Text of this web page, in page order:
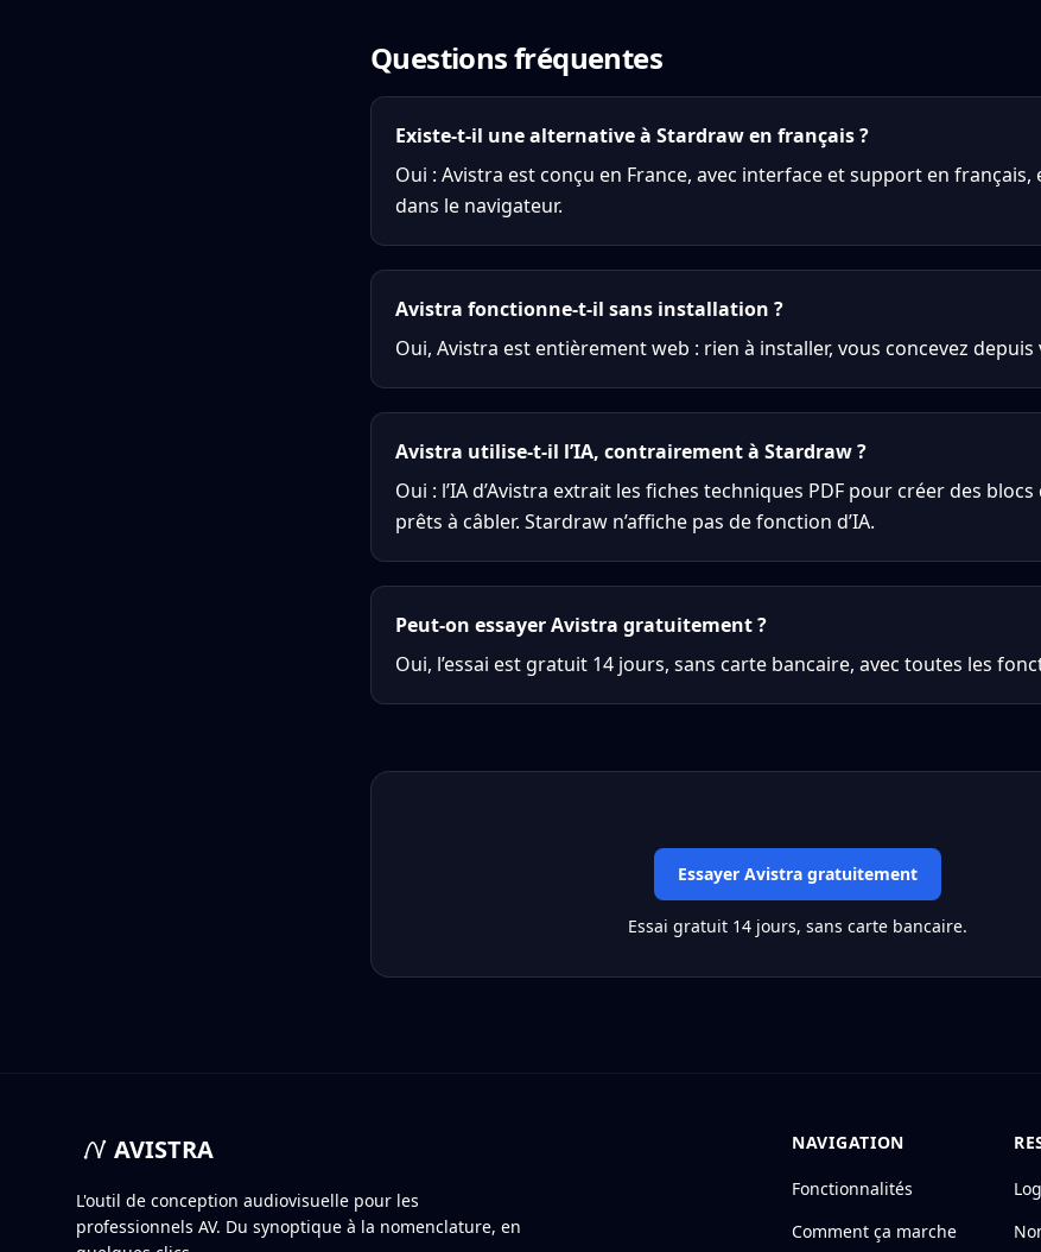
Questions fréquentes
Existe-t-il une alternative à Stardraw en français ?
Oui : Avistra est conçu en France, avec interface et support en
dans le navigateur.
Avistra fonctionne-t-il sans installation ?
Oui, Avistra est entièrement web : rien à installer, vous concevez
Avistra utilise-t-il l’IA, contrairement à Stardraw ?
Oui : l’IA d’Avistra extrait les fiches techniques PDF pour créer des blocs
prêts à câbler. Stardraw n’affiche pas de fonction d’IA.
Peut-on essayer Avistra gratuitement ?
Oui, l’essai est gratuit 14 jours, sans carte bancaire, avec toutes les
Essayer Avistra gratuitement
Essai gratuit 14 jours, sans carte bancaire.
AVISTRA
L'outil de conception audiovisuelle pour les
professionnels AV. Du synoptique à la nomenclature, en
NAVIGATION
Fonctionnalités
Comment ça marche